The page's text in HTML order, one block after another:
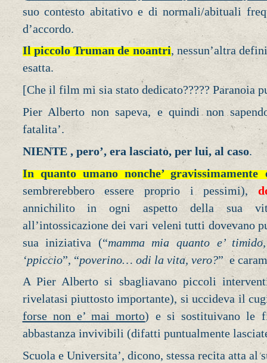
suo contesto abitativo e di normali/abituali
d’accordo.
Il piccolo Truman de noantri, nessun’altra
esatta.
[Che il film mi sia stato dedicato????? Paranoia
Pier Alberto non sapeva, e quindi non
fatalita’.
NIENTE , pero’, era lasciato, per lui, al caso.
In quanto umano nonche’ gravissimamente
sembrerebbero essere proprio i pessimi),
annichilito in ogni aspetto della sua
all’intossicazione dei vari veleni tutti dovevano
sua iniziativa (“mamma mia quanto e’
‘ppiccio”, “poverino… odi la vita, vero?” e
A Pier Alberto si sbagliavano piccoli
rivelatasi piuttosto importante), si uccideva il
forse non e’ mai morto) e si sostituivano le
abbastanza invivibili (difatti puntualmente
Scuola e Universita’, dicono, stessa recita atta al